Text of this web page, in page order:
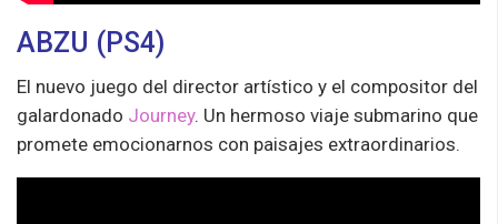
ABZU (PS4)
El nuevo juego del director artístico y el compositor del
galardonado Journey. Un hermoso viaje submarino que
promete emocionarnos con paisajes extraordinarios.